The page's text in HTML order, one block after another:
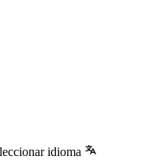
idioma